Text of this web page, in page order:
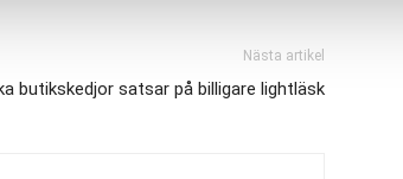
Nästa artikel
butikskedjor satsar på billigare lightläsk